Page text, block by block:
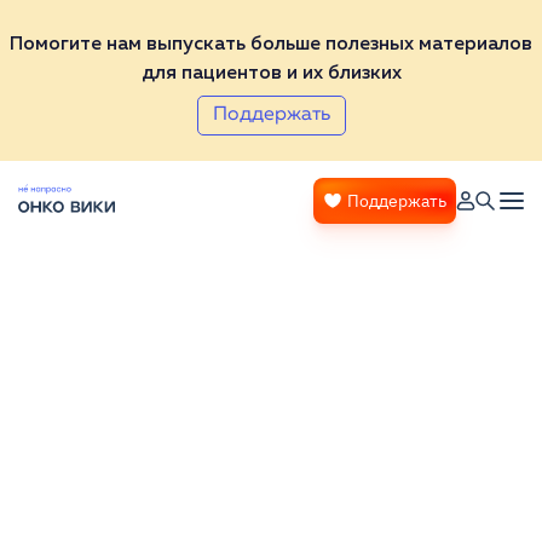
Помогите нам выпускать больше полезных материалов
для пациентов и их близких
Поддержать
Поддержать